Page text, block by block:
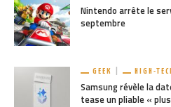
Nintendo arrête le
septembre
GEEK HIGH-TECH
Samsung révèle la
tease un pliable «